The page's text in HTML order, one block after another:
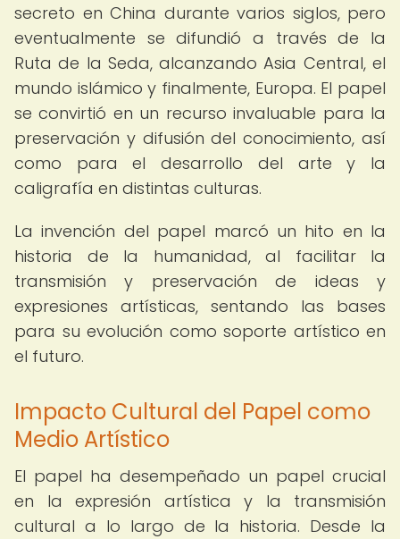
secreto en China durante varios siglos, pero
eventualmente se difundió a través de la
Ruta de la Seda, alcanzando Asia Central, el
mundo islámico y finalmente, Europa. El papel
se convirtió en un recurso invaluable para la
preservación y difusión del conocimiento, así
como para el desarrollo del arte y la
caligrafía en distintas culturas.
La invención del papel marcó un hito en la
historia de la humanidad, al facilitar la
transmisión y preservación de ideas y
expresiones artísticas, sentando las bases
para su evolución como soporte artístico en
el futuro.
Impacto Cultural del Papel como
Medio Artístico
El papel ha desempeñado un papel crucial
en la expresión artística y la transmisión
cultural a lo largo de la historia. Desde la